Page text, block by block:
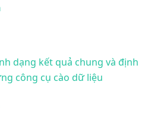
dạng kết quả chung và định
công cụ cào dữ liệu